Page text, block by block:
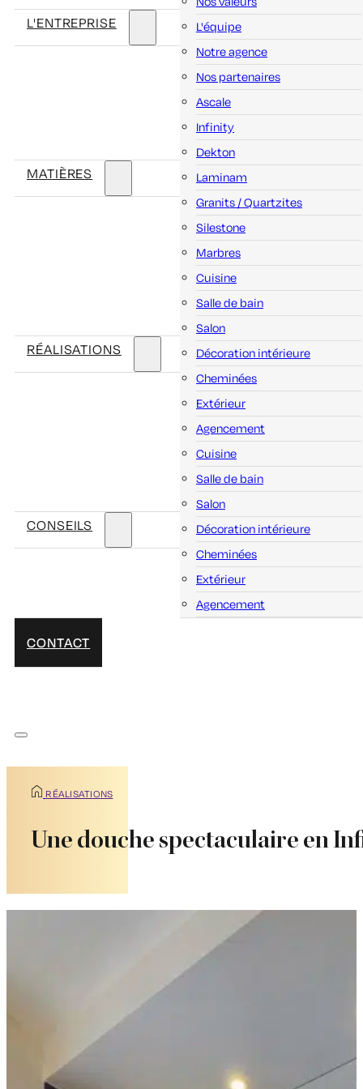
L'ENTREPRISE
L'équipe
Notre agence
Nos partenaires
MATIÈRES
Ascale
Infinity
Dekton
Laminam
Granits / Quartzites
Silestone
Marbres
RÉALISATIONS
Cuisine
Salle de bain
Salon
Décoration intérieure
Cheminées
Extérieur
Agencement
CONSEILS
Cuisine
Salle de bain
Salon
Décoration intérieure
Cheminées
Extérieur
Agencement
CONTACT
RÉALISATIONS
Une douche spectaculaire en